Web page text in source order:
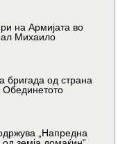
на Армијата во
Михаило
бригада од страна
Обединетото
„Напредна